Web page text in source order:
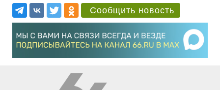
Сообщить новость